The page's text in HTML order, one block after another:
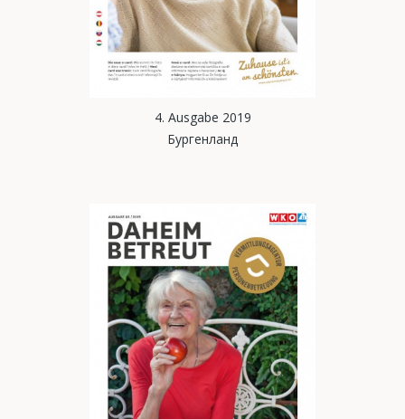
4. Ausgabe 2019
Бургенланд